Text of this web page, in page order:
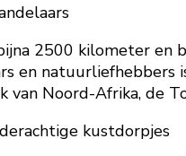
2500 kilometer en
en
van Noord-Afrika,
kustdorpjes